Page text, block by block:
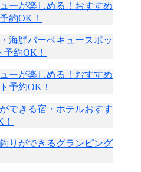
ーが楽しめる！おすすめ
約OK！
海鮮バーベキュースポッ
予約OK！
ーが楽しめる！おすすめ
予約OK！
できる宿・ホテルおすす
りができるグランピング